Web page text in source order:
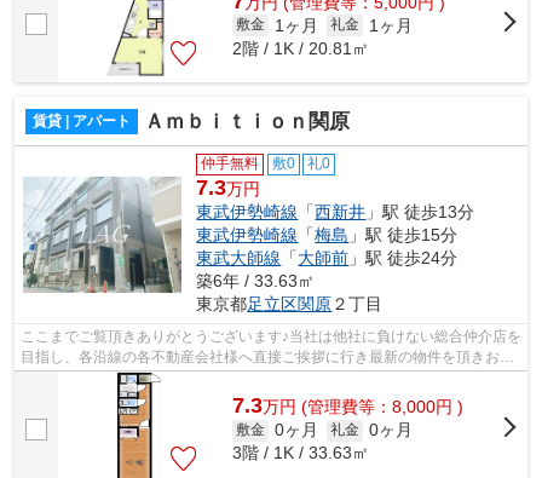
敷金 1ヶ月 礼金
1ヶ月
2階 / 1K / 20.81㎡
賃貸 | アパート Ａｍｂｉｔｉｏｎ関原
仲手無料 敷0 礼0
7.3万円
東武伊勢崎線 「西新井 」駅 徒歩13分
東武伊勢崎線 「梅島 」駅 徒歩15分
東武大師線 「大師前 」駅 徒歩24分
築6年 / 33.63㎡
東京都足立区関原２丁目
ここまでご覧頂きありがとうございます♪当社は他社に負けない総合仲介店を
目指し、各沿線の各不動産会社様へ直接ご挨拶に行き最新の物件を頂きお客
様へ提供しております！最新の情報は...
7.3万円 (管理費等：8,000円 )
敷金 0ヶ月 礼金 0ヶ月
3階 / 1K / 33.63㎡